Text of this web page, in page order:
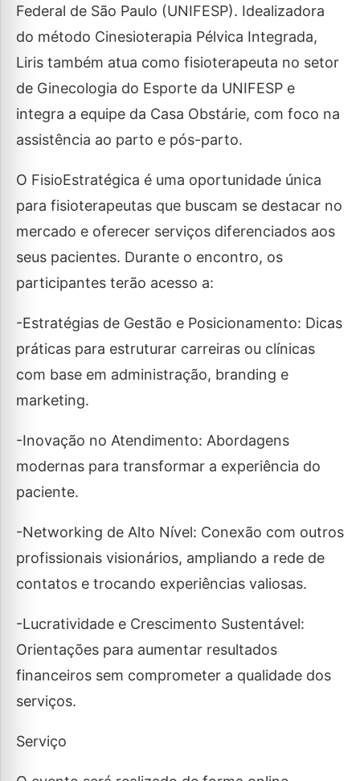
Federal de São Paulo (UNIFESP). Idealizadora
do método Cinesioterapia Pélvica Integrada,
Liris também atua como fisioterapeuta no setor
de Ginecologia do Esporte da UNIFESP e
integra a equipe da Casa Obstárie, com foco na
assistência ao parto e pós-parto.
O FisioEstratégica é uma oportunidade única
para fisioterapeutas que buscam se destacar no
mercado e oferecer serviços diferenciados aos
seus pacientes. Durante o encontro, os
participantes terão acesso a:
-Estratégias de Gestão e Posicionamento: Dicas
práticas para estruturar carreiras ou clínicas
com base em administração, branding e
marketing.
-Inovação no Atendimento: Abordagens
modernas para transformar a experiência do
paciente.
-Networking de Alto Nível: Conexão com outros
profissionais visionários, ampliando a rede de
contatos e trocando experiências valiosas.
-Lucratividade e Crescimento Sustentável:
Orientações para aumentar resultados
financeiros sem comprometer a qualidade dos
serviços.
Serviço